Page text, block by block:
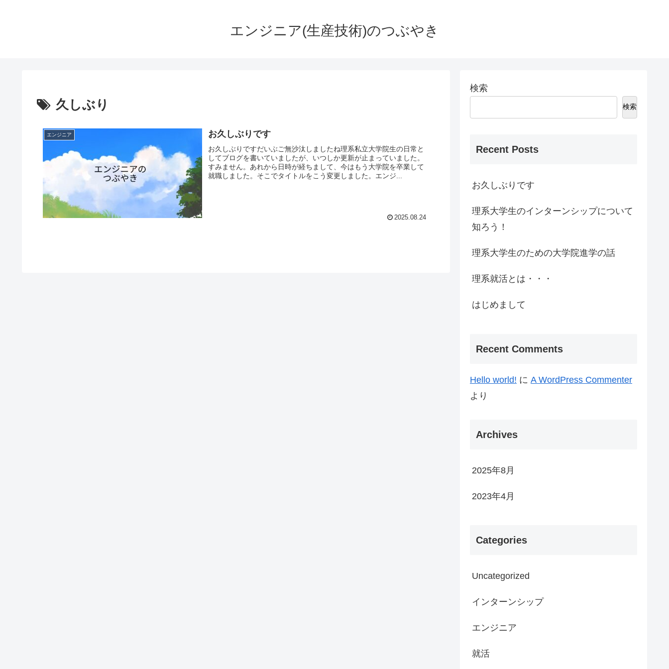
エンジニア(生産技術)のつぶやき
久しぶり
エンジニア お久しぶりです
お久しぶりですだいぶご無沙汰しましたね理系私立大学院生の日常と
してブログを書いていましたが、いつしか更新が止まっていました。
すみません。あれから日時が経ちまして、今はもう大学院を卒業して
就職しました。そこでタイトルをこう変更しました。エンジ...
2025.08.24
検索
検索
Recent Posts
お久しぶりです
理系大学生のインターンシップについて
知ろう！
理系大学生のための大学院進学の話
理系就活とは・・・
はじめまして
Recent Comments
Hello world! に A WordPress Commenter
より
Archives
2025年8月
2023年4月
Categories
Uncategorized
インターンシップ
エンジニア
就活